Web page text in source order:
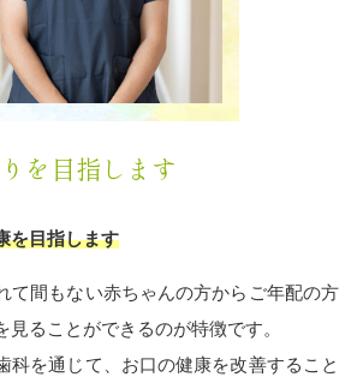
を目指します
を目指します
て間もない赤ちゃんの方からご年配の方
見ることができるのが特徴です。
科を通じて、お口の健康を改善すること